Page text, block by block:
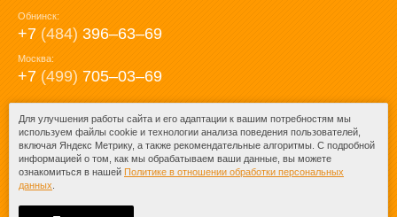
Обнинск:
+7 (484) 396‒63‒69
Москва:
+7 (499) 705‒03‒69
E-mail:
mail@posuda40.ru
Для улучшения работы сайта и его адаптации к вашим потребностям мы
используем файлы cookie и технологии анализа поведения пользователей,
включая Яндекс Метрику, а также рекомендательные алгоритмы. С подробной
информацией о том, как мы обрабатываем ваши данные, вы можете
ознакомиться в нашей Политике в отношении обработки персональных
данных